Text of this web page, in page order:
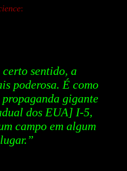
:
certo sentido, a
poderosa. É como
gigante
dos EUA] I-5,
campo em algum
lugar.”